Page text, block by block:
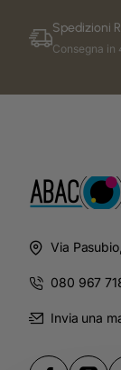
Spedizioni
Consegna in
Via
080 967
Invia una